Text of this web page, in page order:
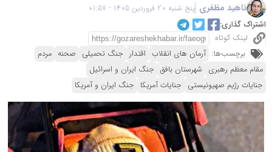
ناهید مظفری پنج شنبه 20 فروردین 1405 - 01:57
اشتراک گذاری:
لینک کوتاه
برچسب‌ها: آرمان های انقلاب اقتدار جنگ تحمیلی صحنه مردم
مقام معظم رهبری شهرستان بافق جنگ ایران و اسرائیل
جنایات رژیم صهیونیستی جنایات آمریکا جنگ ایران و آمریکا